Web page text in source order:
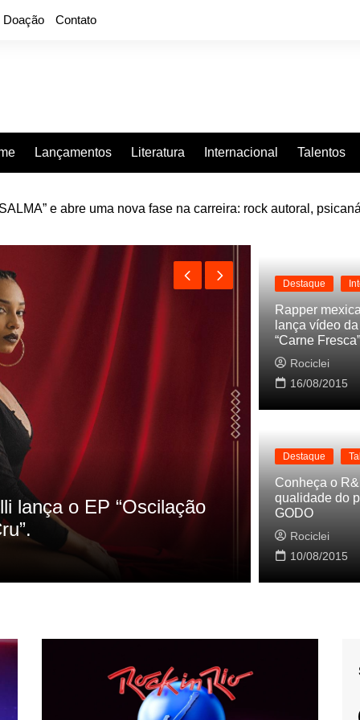
Doação Contato
Lançamentos Literatura Internacional Talentos
e abre uma nova fase na carreira: rock autoral,
“Projeção”, de 2010, nas plataformas digitais
referencias do clipe de
Destaque
Cynthia
Baleiro
Rociclei
Destaque
Rapper
lança vídeo
“Carne Fresca”
Rociclei
16/08/2015
Destaque
Conheça o
qualidade do
GODO
Rociclei
10/08/2015